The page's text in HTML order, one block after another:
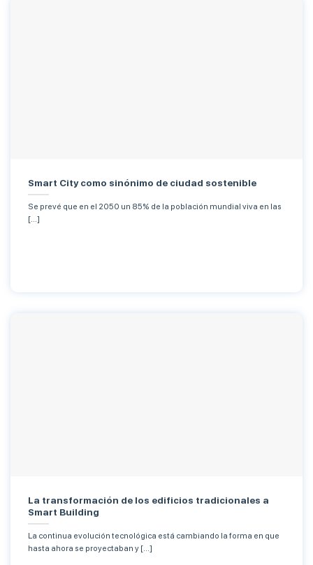
Smart City como sinónimo de ciudad sostenible
Se prevé que en el 2050 un 85% de la población mundial viva en las
[...]
La transformación de los edificios tradicionales a
Smart Building
La continua evolución tecnológica está cambiando la forma en que
hasta ahora se proyectaban y [...]